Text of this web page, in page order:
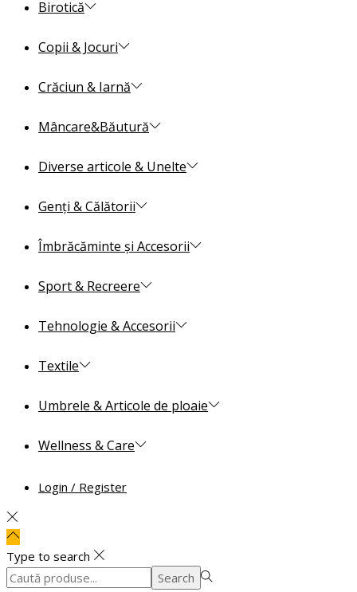
Birotică
Copii & Jocuri
Crăciun & Iarnă
Mâncare&Băutură
Diverse articole & Unelte
Genți & Călătorii
Îmbrăcăminte și Accesorii
Sport & Recreere
Tehnologie & Accesorii
Textile
Umbrele & Articole de ploaie
Wellness & Care
Login / Register
Type to search
Search
Search